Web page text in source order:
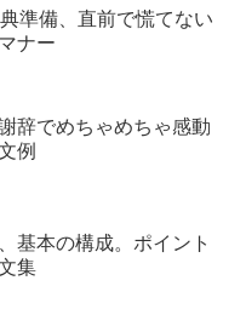
準備、直前で慌てない
ナー
辞でめちゃめちゃ感動
例
基本の構成。ポイント
集